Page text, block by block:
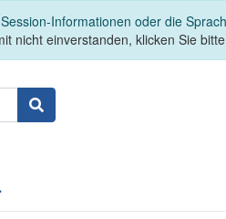
Informationen oder die
nicht einverstanden, klicken Sie